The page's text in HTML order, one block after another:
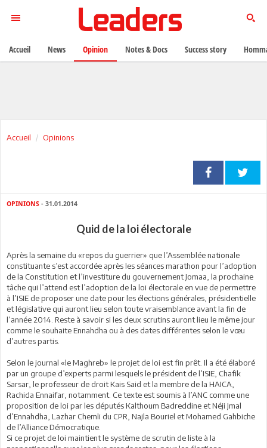
Accueil Opinions
OPINIONS - 31.01.2014
Quid de la loi électorale
Après la semaine du «repos du guerrier» que l’Assemblée nationale
constituante s’est accordée après les séances marathon pour l’adoption
de la Constitution et l’investiture du gouvernement Jomaa, la prochaine
tâche qui l’attend est l’adoption de la loi électorale en vue de permettre
à l’ISIE de proposer une date pour les élections générales, présidentielle
et législative qui auront lieu selon toute vraisemblance avant la fin de
l’année 2014. Reste à savoir si les deux scrutins auront lieu le même jour
comme le souhaite Ennahdha ou à des dates différentes selon le vœu
d’autres partis.
Selon le journal «le Maghreb» le projet de loi est fin prêt. Il a été élaboré
par un groupe d’experts parmi lesquels le président de l’ISIE, Chafik
Sarsar, le professeur de droit Kais Said et la membre de la HAICA,
Rachida Ennaifar, notamment. Ce texte est soumis à l’ANC comme une
proposition de loi par les députés Kalthoum Badreddine et Néji Jmal
d’Ennahdha, Lazhar Chemli du CPR, Najla Bouriel et Mohamed Gahbiche
de l’Alliance Démocratique.
Si ce projet de loi maintient le système de scrutin de liste à la
Accueil News Opinion Notes & Docs Success story